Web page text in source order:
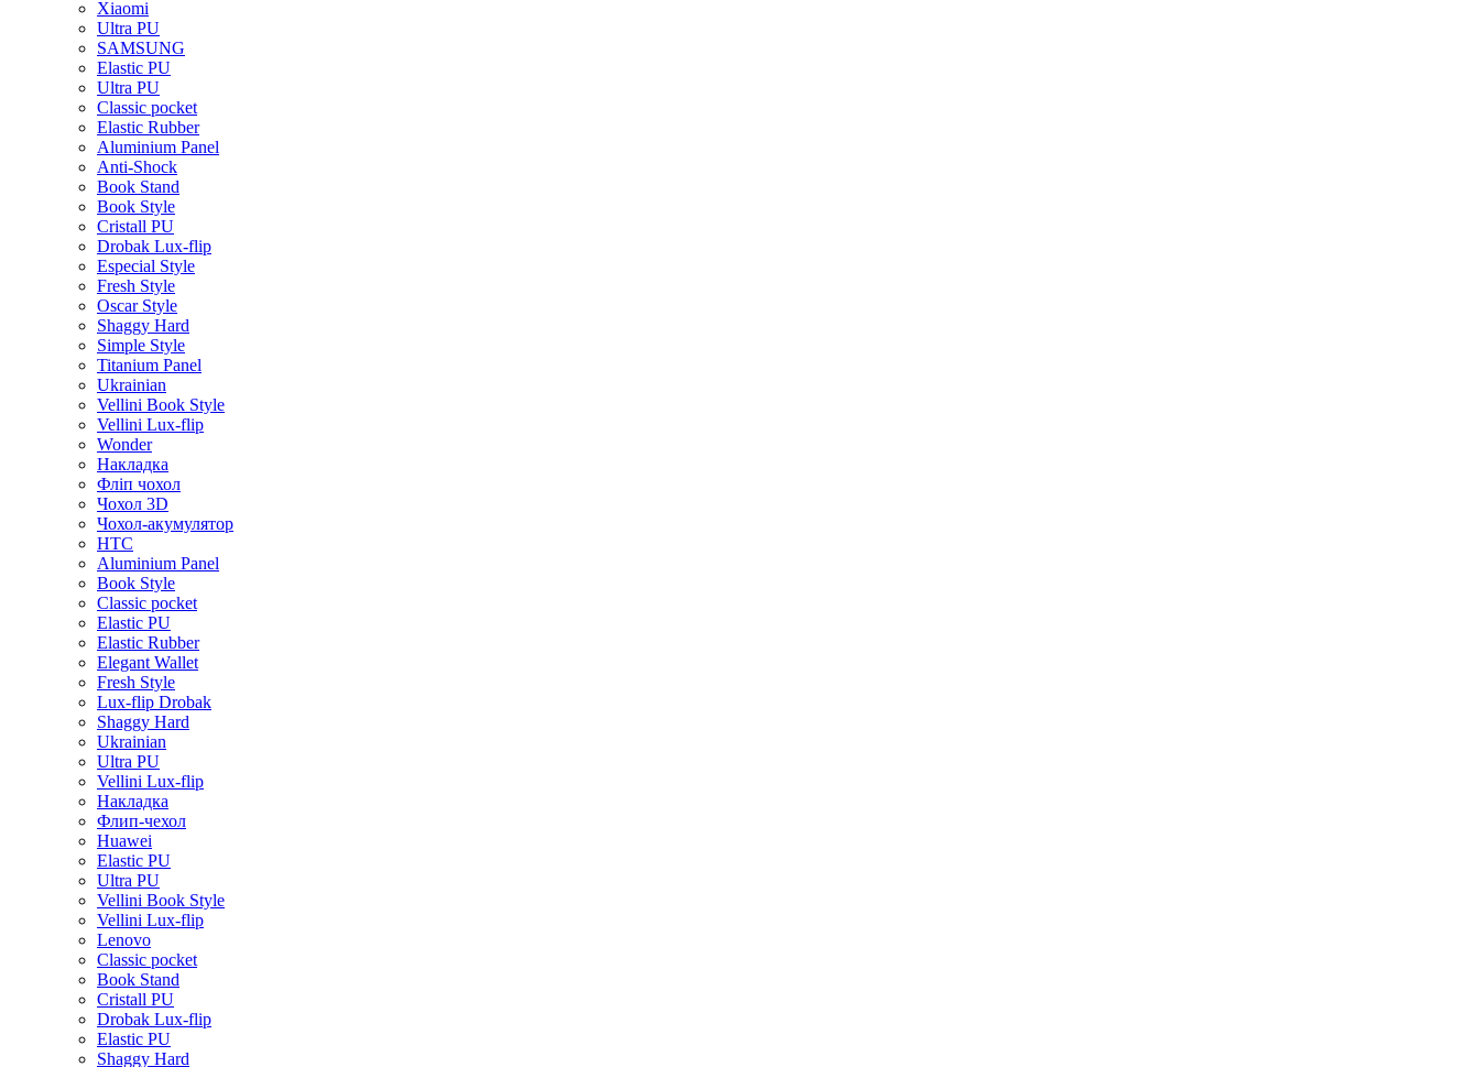
Xiaomi
Ultra PU
SAMSUNG
Elastic PU
Ultra PU
Classic pocket
Elastic Rubber
Aluminium Panel
Anti-Shock
Book Stand
Book Style
Cristall PU
Drobak Lux-flip
Especial Style
Fresh Style
Oscar Style
Shaggy Hard
Simple Style
Titanium Panel
Ukrainian
Vellini Book Style
Vellini Lux-flip
Wonder
Накладка
Фліп чохол
Чохол 3D
Чохол-акумулятор
HTC
Aluminium Panel
Book Style
Classic pocket
Elastic PU
Elastic Rubber
Elegant Wallet
Fresh Style
Lux-flip Drobak
Shaggy Hard
Ukrainian
Ultra PU
Vellini Lux-flip
Накладка
Флип-чехол
Huawei
Elastic PU
Ultra PU
Vellini Book Style
Vellini Lux-flip
Lenovo
Classic pocket
Book Stand
Cristall PU
Drobak Lux-flip
Elastic PU
Shaggy Hard